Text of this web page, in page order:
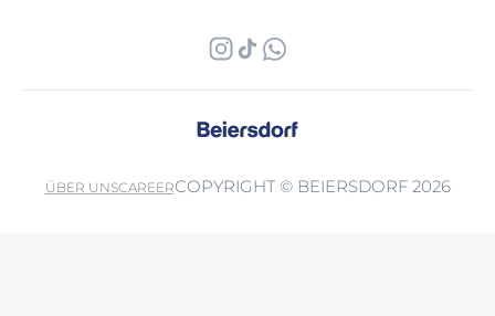
ÜBER UNSCAREERCOPYRIGHT © BEIERSDORF 2026